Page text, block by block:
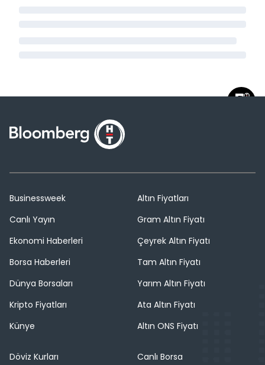
Businessweek
Canlı Yayın
Ekonomi Haberleri
Borsa Haberleri
Dünya Borsaları
Kripto Fiyatları
Künye
Altın Fiyatları
Gram Altın Fiyatı
Çeyrek Altın Fiyatı
Tam Altın Fiyatı
Yarım Altın Fiyatı
Ata Altın Fiyatı
Altın ONS Fiyatı
Döviz Kurları
Canlı Borsa